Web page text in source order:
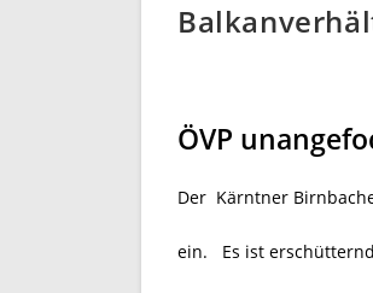
ÖVP
Der Kärntner
ein. Es ist